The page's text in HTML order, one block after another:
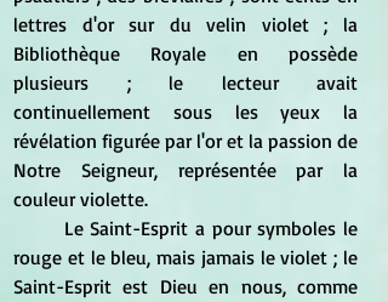
lettres d'or sur du velin violet ; la
Bibliothèque Royale en possède
plusieurs ; le lecteur avait
continuellement sous les yeux la
révélation figurée par l'or et la passion de
Notre Seigneur, représentée par la
couleur violette.
rouge et le bleu, mais jamais le violet ; le
Saint-Esprit est Dieu en nous, comme